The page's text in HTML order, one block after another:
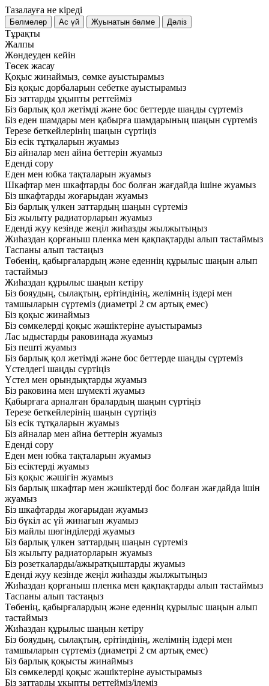
Тазалауға не кіреді
Тұрақты
Жалпы
Жөндеуден кейін
Төсек жасау
Қоқыс жинаймыз, сөмке ауыстырамыз
Біз қоқыс дорбаларын себетке ауыстырамыз
Біз заттарды ұқыпты реттейміз
Біз барлық қол жетімді және бос беттерде шаңды сүртеміз
Біз еден шамдары мен қабырға шамдарының шаңын сүртеміз
Терезе беткейлерінің шаңын сүртіңіз
Біз есік тұтқаларын жуамыз
Біз айналар мен айна беттерін жуамыз
Еденді сору
Еден мен юбка тақталарын жуамыз
Шкафтар мен шкафтарды бос болған жағдайда ішіне жуамыз
Біз шкафтарды жоғарыдан жуамыз
Біз барлық үлкен заттардың шаңын сүртеміз
Біз жылыту радиаторларын жуамыз
Еденді жуу кезінде жеңіл жиһазды жылжытыңыз
Жиһаздан қорғаныш пленка мен қақпақтарды алып тастаймыз
Таспаны алып тастаңыз
Төбенің, қабырғалардың және еденнің құрылыс шаңын алып
тастаймыз
Жиһаздан құрылыс шаңын кетіру
Біз бояудың, сылақтың, ерітіндінің, желімнің іздері мен
тамшыларын сүртеміз (диаметрі 2 см артық емес)
Біз қоқыс жинаймыз
Біз сөмкелерді қоқыс жәшіктеріне ауыстырамыз
Лас ыдыстарды раковинада жуамыз
Біз пешті жуамыз
Біз барлық қол жетімді және бос беттерде шаңды сүртеміз
Үстелдегі шаңды сүртіңіз
Үстел мен орындықтарды жуамыз
Біз раковина мен шүмекті жуамыз
Қабырғаға арналған бралардың шаңын сүртіңіз
Терезе беткейлерінің шаңын сүртіңіз
Біз есік тұтқаларын жуамыз
Біз айналар мен айна беттерін жуамыз
Еденді сору
Еден мен юбка тақталарын жуамыз
Біз есіктерді жуамыз
Біз қоқыс жәшігін жуамыз
Біз барлық шкафтар мен жәшіктерді бос болған жағдайда ішін
жуамыз
Біз шкафтарды жоғарыдан жуамыз
Біз бүкіл ас үй жинағын жуамыз
Біз майлы шөгінділерді жуамыз
Біз барлық үлкен заттардың шаңын сүртеміз
Біз жылыту радиаторларын жуамыз
Біз розеткаларды/ажыратқыштарды жуамыз
Еденді жуу кезінде жеңіл жиһазды жылжытыңыз
Жиһаздан қорғаныш пленка мен қақпақтарды алып тастаймыз
Таспаны алып тастаңыз
Төбенің, қабырғалардың және еденнің құрылыс шаңын алып
тастаймыз
Жиһаздан құрылыс шаңын кетіру
Біз бояудың, сылақтың, ерітіндінің, желімнің іздері мен
тамшыларын сүртеміз (диаметрі 2 см артық емес)
Біз барлық қоқысты жинаймыз
Біз сөмкелерді қоқыс жәшіктеріне ауыстырамыз
Біз заттарды ұқыпты реттейміз/ілеміз